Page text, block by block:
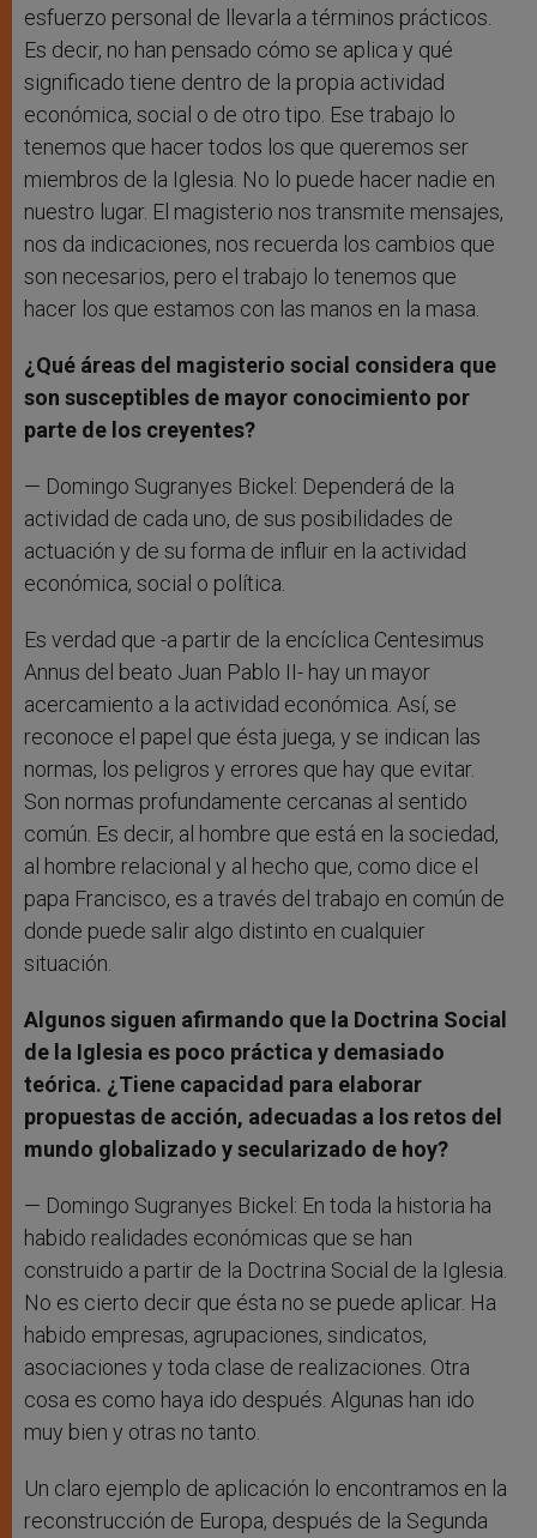
esfuerzo personal de llevarla a términos prácticos.
Es decir, no han pensado cómo se aplica y qué
significado tiene dentro de la propia actividad
económica, social o de otro tipo. Ese trabajo lo
tenemos que hacer todos los que queremos ser
miembros de la Iglesia. No lo puede hacer nadie en
nuestro lugar. El magisterio nos transmite mensajes,
nos da indicaciones, nos recuerda los cambios que
son necesarios, pero el trabajo lo tenemos que
hacer los que estamos con las manos en la masa.
¿Qué áreas del magisterio social considera que
son susceptibles de mayor conocimiento por
parte de los creyentes?
— Domingo Sugranyes Bickel: Dependerá de la
actividad de cada uno, de sus posibilidades de
actuación y de su forma de influir en la actividad
económica, social o política.
Es verdad que -a partir de la encíclica Centesimus
Annus del beato Juan Pablo II- hay un mayor
acercamiento a la actividad económica. Así, se
reconoce el papel que ésta juega, y se indican las
normas, los peligros y errores que hay que evitar.
Son normas profundamente cercanas al sentido
común. Es decir, al hombre que está en la sociedad,
al hombre relacional y al hecho que, como dice el
papa Francisco, es a través del trabajo en común de
donde puede salir algo distinto en cualquier
situación.
Algunos siguen afirmando que la Doctrina Social
de la Iglesia es poco práctica y demasiado
teórica. ¿Tiene capacidad para elaborar
propuestas de acción, adecuadas a los retos del
mundo globalizado y secularizado de hoy?
— Domingo Sugranyes Bickel: En toda la historia ha
habido realidades económicas que se han
construido a partir de la Doctrina Social de la Iglesia.
No es cierto decir que ésta no se puede aplicar. Ha
habido empresas, agrupaciones, sindicatos,
asociaciones y toda clase de realizaciones. Otra
cosa es como haya ido después. Algunas han ido
muy bien y otras no tanto.
Un claro ejemplo de aplicación lo encontramos en la
reconstrucción de Europa, después de la Segunda